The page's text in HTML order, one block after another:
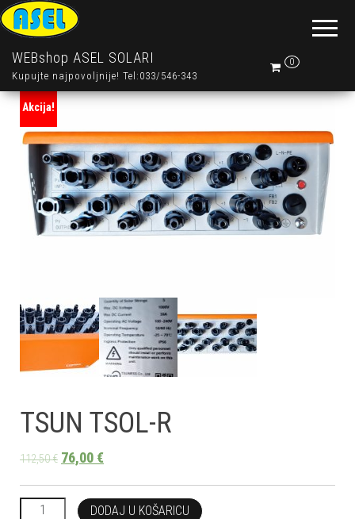
WEBshop ASEL SOLARI
Kupujte najpovoljnije! Tel:033/546-343
0
Akcija!
TSUN TSOL-R
112,50€ 76,00€
TSUN TSOL-R količinaDODAJ U KOŠARICU